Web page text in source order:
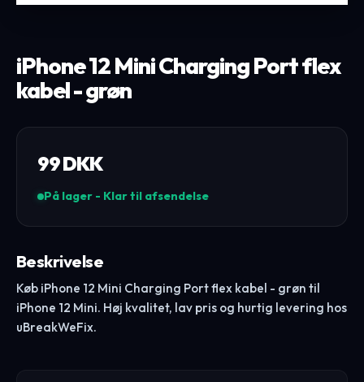
iPhone 12 Mini Charging Port flex
kabel - grøn
99DKK
På lager - Klar til afsendelse
Beskrivelse
Køb iPhone 12 Mini Charging Port flex kabel - grøn til
iPhone 12 Mini. Høj kvalitet, lav pris og hurtig levering hos
uBreakWeFix.